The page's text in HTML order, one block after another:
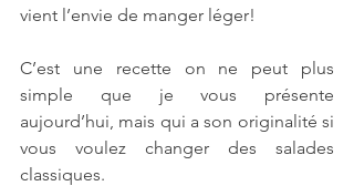
vient l’envie de manger léger!
C’est une recette on ne peut plus
simple que je vous présente
aujourd’hui, mais qui a son originalité si
vous voulez changer des salades
classiques.